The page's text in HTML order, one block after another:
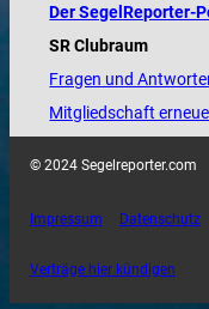
Der SegelReporter-
SR Clubraum
Fragen und
Mitgliedschaft
© 2024 Segelreporter.com
Impressum Datenschutz
Verträge hier kündigen